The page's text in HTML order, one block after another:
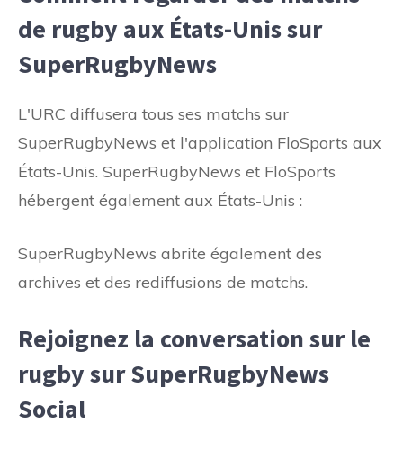
de rugby aux États-Unis sur
SuperRugbyNews
L'URC diffusera tous ses matchs sur
SuperRugbyNews et l'application FloSports aux
États-Unis. SuperRugbyNews et FloSports
hébergent également aux États-Unis :
SuperRugbyNews abrite également des
archives et des rediffusions de matchs.
Rejoignez la conversation sur le
rugby sur SuperRugbyNews
Social